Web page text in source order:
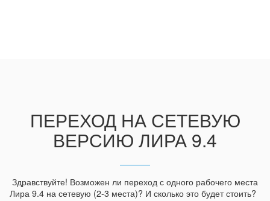
ПЕРЕХОД НА СЕТЕВУЮ
ВЕРСИЮ ЛИРА 9.4
Здравствуйте! Возможен ли переход с одного рабочего места
Лира 9.4 на сетевую (2-3 места)? И сколько это будет стоить?